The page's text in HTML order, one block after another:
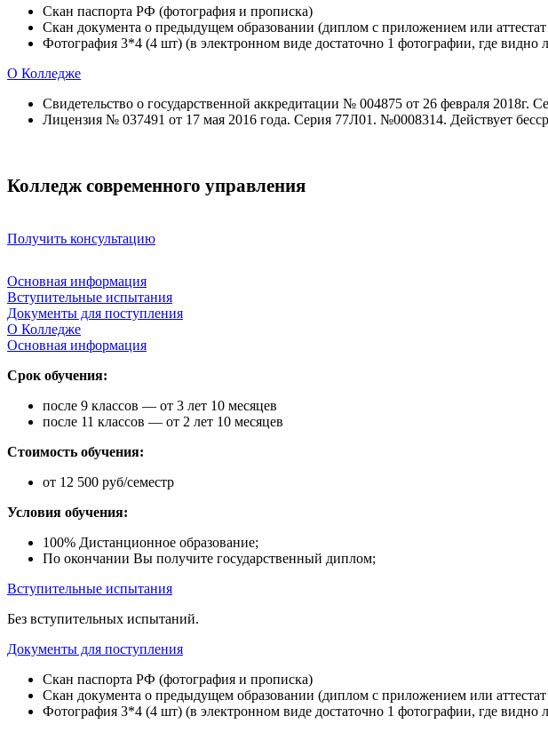
Скан паспорта РФ (фотография и прописка)
Скан документа о предыдущем образовании (диплом с приложением или аттестат
Фотография 3*4 (4 шт) (в электронном виде достаточно 1 фотографии, где видно
О Колледже
Свидетельство о государственной аккредитации № 004875 от 26 февраля 2018г.
Лицензия № 037491 от 17 мая 2016 года. Серия 77Л01. №0008314. Действует
Колледж современного управления
Получить консультацию
Основная информация
Вступительные испытания
Документы для поступления
О Колледже
Основная информация
Срок обучения:
после 9 классов — от 3 лет 10 месяцев
после 11 классов — от 2 лет 10 месяцев
Стоимость обучения:
от 12 500 руб/семестр
Условия обучения:
100% Дистанционное образование;
По окончании Вы получите государственный диплом;
Вступительные испытания
Без вступительных испытаний.
Документы для поступления
Скан паспорта РФ (фотография и прописка)
Скан документа о предыдущем образовании (диплом с приложением или аттестат
Фотография 3*4 (4 шт) (в электронном виде достаточно 1 фотографии, где видно